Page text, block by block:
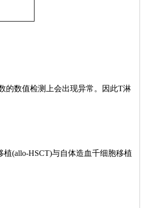
的数值检测上会出现异常。因此T淋
(allo-HSCT)与自体造血千细胞移植